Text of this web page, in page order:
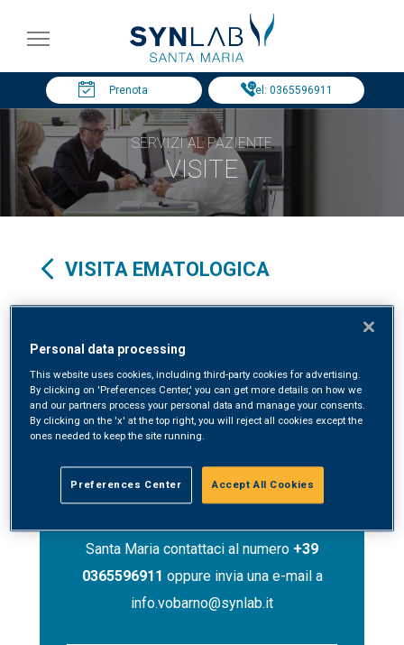
Prenota Tel: 0365596911
SERVIZI AL PAZIENTE
VISITE
VISITA EMATOLOGICA
Specialità clinica in: EMATOLOGIA
Contatti
Santa Maria contattaci al numero +39
0365596911 oppure invia una e-mail a
info.vobarno@synlab.it
Personal data processing
This website uses cookies, including third-party cookies for advertising.
By clicking on 'Preferences Center,' you can get more details on how we
and our partners process your personal data and manage your consents.
By clicking on the 'x' at the top right, you will reject all cookies except the
ones needed to keep the site running.
Preferences Center Accept All Cookies